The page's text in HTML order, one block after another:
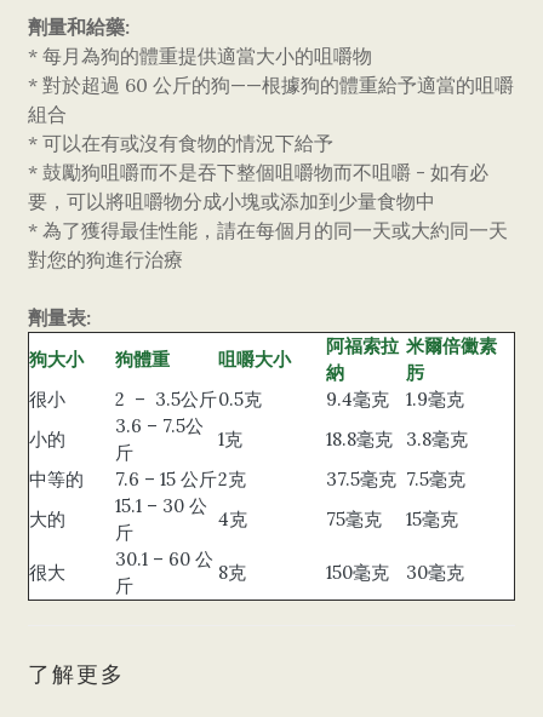
劑量和給藥:
* 每月為狗的體重提供適當大小的咀嚼物
* 對於超過 60 公斤的狗——根據狗的體重給予適當的咀嚼
組合
* 可以在有或沒有食物的情況下給予
* 鼓勵狗咀嚼而不是吞下整個咀嚼物而不咀嚼 - 如有必
要，可以將咀嚼物分成小塊或添加到少量食物中
* 為了獲得最佳性能，請在每個月的同一天或大約同一天
對您的狗進行治療
劑量表:
狗大小 狗體重 咀嚼大小
阿福索拉
納
米爾倍黴素
肟
很小
2 – 3.5公斤0.5克 9.4毫克
1.9毫克
小的
3.6 – 7.5公
斤
1克 18.8毫克
3.8毫克
中等的
7.6 – 15 公斤2克 37.5毫克 7.5毫克
大的
15.1 – 30 公
斤
4克 75毫克 15毫克
很大
30.1 – 60 公
斤
8克 150毫克 30毫克
了解更多